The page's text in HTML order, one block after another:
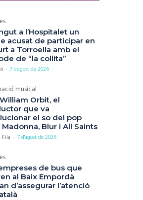
a l’Hospitalet un
acusat de participar en
a Torroella amb el
de “la collita”
- 7 d'agost de 2026
musical
Orbit, el
que va
el so del pop
Blur i All Saints
Fila - 7 d'agost de 2026
de bus que
al Baix Empordà
d’assegurar l’atenció